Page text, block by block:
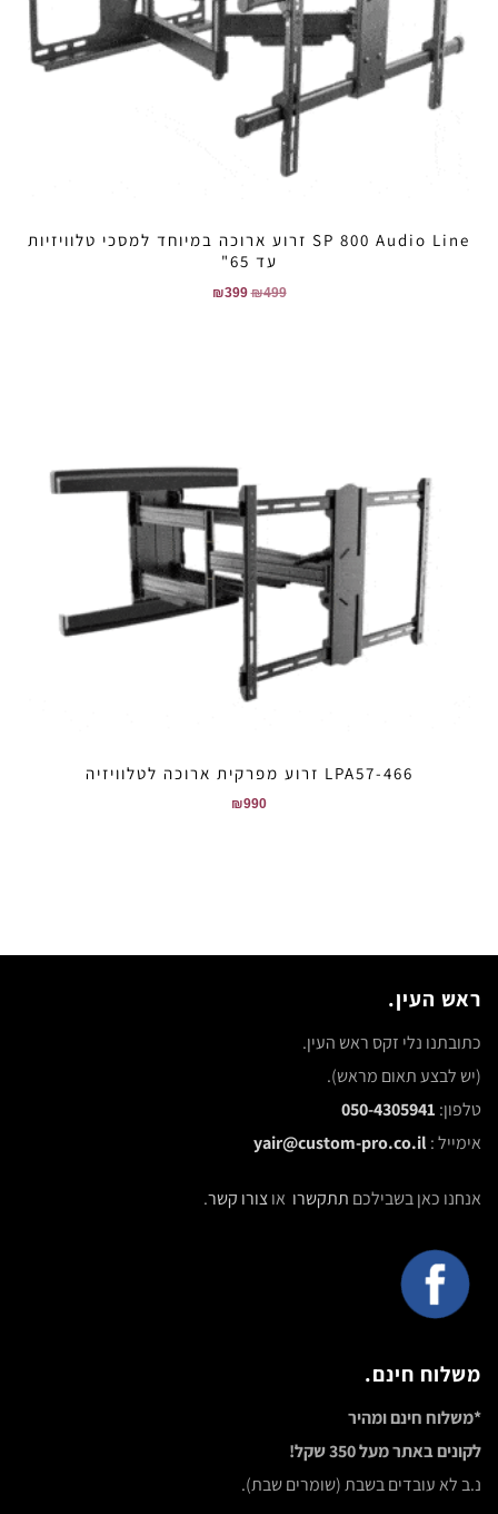
SP 800 Audio Line זרוע ארוכה במיוחד למסכי טלוויזיות
עד 65"
₪499
₪399
LPA57-466 זרוע מפרקית ארוכה לטלוויזיה
₪990
ראש העין.
כתובתנו נלי זקס ראש העין.
(יש לבצע תאום מראש).
טלפון: 050-4305941
אימייל :yair@custom-pro.co.il
אנחנו כאן בשבילכם תתקשרו אוצורו קשר.
משלוח חינם.
*משלוח חינם ומהיר
לקונים באתר מעל 350 שקל!
נ.ב לא עובדים בשבת (שומרים שבת).